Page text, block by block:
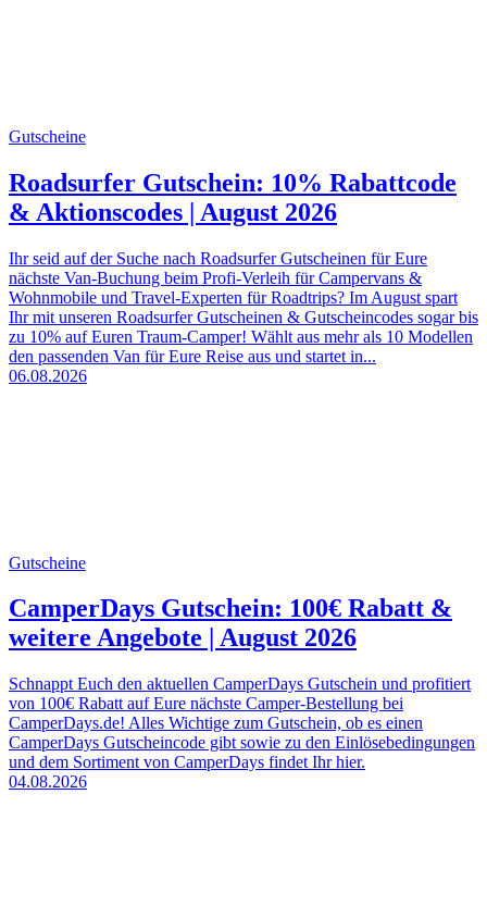
Gutscheine
Roadsurfer Gutschein: 10% Rabattcode
& Aktionscodes | August 2026
Ihr seid auf der Suche nach Roadsurfer Gutscheinen für Eure
nächste Van-Buchung beim Profi-Verleih für Campervans &
Wohnmobile und Travel-Experten für Roadtrips? Im August spart
Ihr mit unseren Roadsurfer Gutscheinen & Gutscheincodes sogar bis
zu 10% auf Euren Traum-Camper! Wählt aus mehr als 10 Modellen
den passenden Van für Eure Reise aus und startet in...
06.08.2026
Gutscheine
CamperDays Gutschein: 100€ Rabatt &
weitere Angebote | August 2026
Schnappt Euch den aktuellen CamperDays Gutschein und profitiert
von 100€ Rabatt auf Eure nächste Camper-Bestellung bei
CamperDays.de! Alles Wichtige zum Gutschein, ob es einen
CamperDays Gutscheincode gibt sowie zu den Einlösebedingungen
und dem Sortiment von CamperDays findet Ihr hier.
04.08.2026